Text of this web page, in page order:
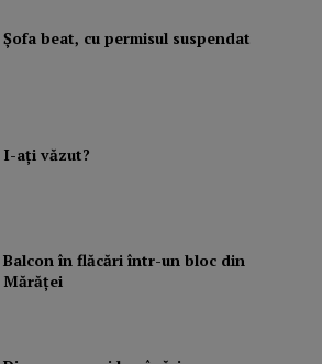
Magazine PRO
Şofa beat, cu permisul suspendat
I-aţi văzut?
Balcon în flăcări într-un bloc din
Mărăţei